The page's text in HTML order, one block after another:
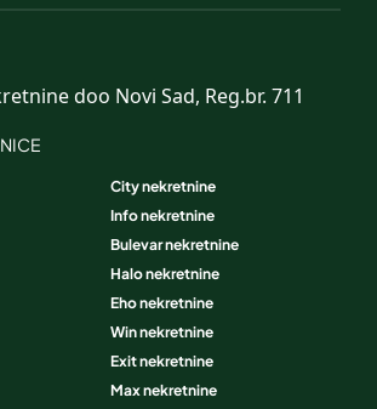
doo Novi Sad, Reg.br. 711
City nekretnine
Info nekretnine
Bulevar nekretnine
Halo nekretnine
Eho nekretnine
Win nekretnine
Exit nekretnine
Max nekretnine